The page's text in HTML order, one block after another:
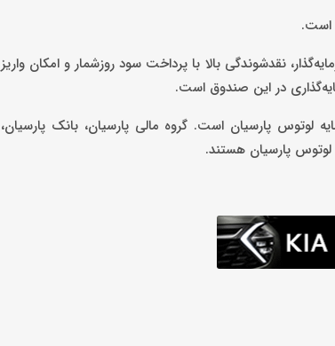
است.
به حساب سرمایه‌گذار، نقدشوندگی بالا با پرداخت سود روزشمار و امکان واریز
در این صندوق است.
پارسیان است. گروه مالی پارسیان، بانک پارسیان،
لوتوس پارسیان هستند.